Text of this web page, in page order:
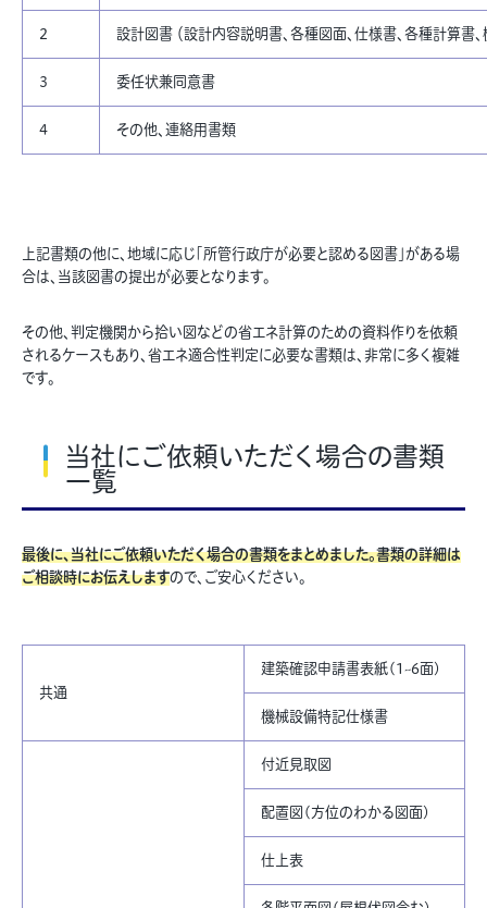
2 設計図書 （設計内容説明書、各種図面、仕様書、各種計算書
3 委任状兼同意書
4 その他、連絡用書類
上記書類の他に、地域に応じ「所管行政庁が必要と認める図書」がある場
合は、当該図書の提出が必要となります。
その他、判定機関から拾い図などの省エネ計算のための資料作りを依頼
されるケースもあり、省エネ適合性判定に必要な書類は、非常に多く複雑
です。
当社にご依頼いただく場合の書類
一覧
最後に、当社にご依頼いただく場合の書類をまとめました。書類の詳細は
ご相談時にお伝えしますので、ご安心ください。
共通
建築確認申請書表紙(1~6面)
機械設備特記仕様書
付近見取図
配置図(方位のわかる図面)
仕上表